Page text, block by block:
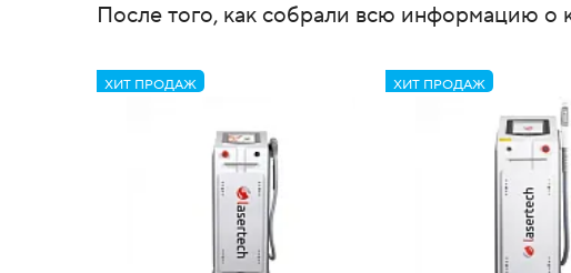
После того, как собрали всю информацию о
ХИТ ПРОДАЖ ХИТ ПРОДАЖ